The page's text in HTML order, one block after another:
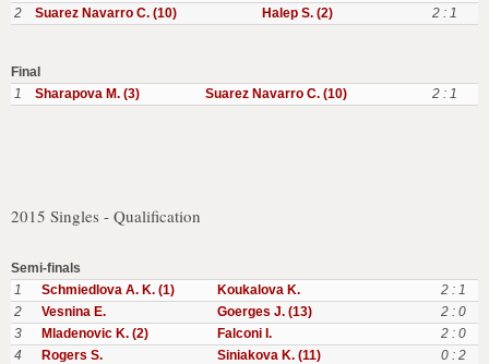
2
Suarez Navarro C. (10) Halep S. (2) 2 : 1
Final
1
Sharapova M. (3) Suarez Navarro C. (10) 2 : 1
2015 Singles - Qualification
Semi-finals
1
Schmiedlova A. K. (1) Koukalova K.
2 : 1
2
Vesnina E. Goerges J. (13)
2 : 0
3
Mladenovic K. (2) Falconi I.
2 : 0
4
Rogers S. Siniakova K. (11)
0 : 2